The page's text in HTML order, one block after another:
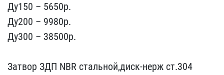
Ду150 – 5650​p.
Ду200 – 9980p.
Ду300 ​– 38500р.
Затвор ЗДП NB​R стальной,диск-нерж ст.​304